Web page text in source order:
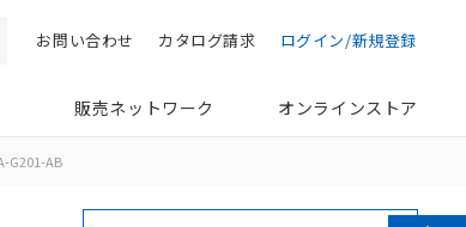
検索 ログイン/新規登録
カタログ請求
お問い合わせ
販売ネットワーク オンラインストア
G201-AB